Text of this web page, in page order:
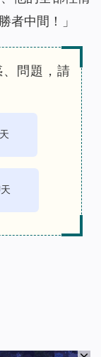
者中間！」
問題，請